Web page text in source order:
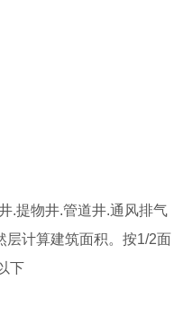
.提物井.管道井.通风排气
层计算建筑面积。按1/2面
下